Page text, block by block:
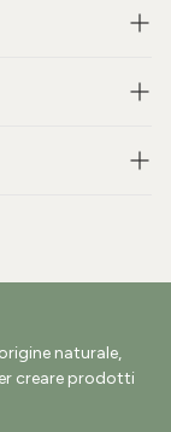
naturale,
creare prodotti